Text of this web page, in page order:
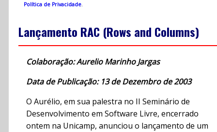
Política de Privacidade.
Lançamento RAC (Rows and Columns)
Colaboração: Aurelio Marinho Jargas
Data de Publicação: 13 de Dezembro de 2003
O Aurélio, em sua palestra no II Seminário de
Desenvolvimento em Software Livre, encerrado
ontem na Unicamp, anunciou o lançamento de um